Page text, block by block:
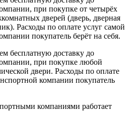
при покупке от четырёх
дверей (дверь, дверная
Расходы по оплате услуг самой
покупатель берёт на себя.
бесплатную доставку до
при покупке любой
двери. Расходы по оплате
компании покупатель
компаниями работает